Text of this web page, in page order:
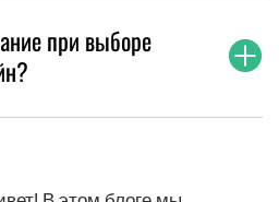
при выборе